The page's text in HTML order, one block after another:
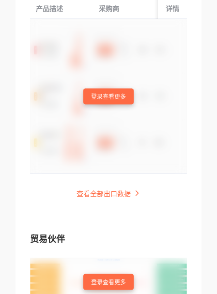
产品描述 采购商 起运国/地区
详情
登录查看更多
查看全部出口数据
贸易伙伴
登录查看更多